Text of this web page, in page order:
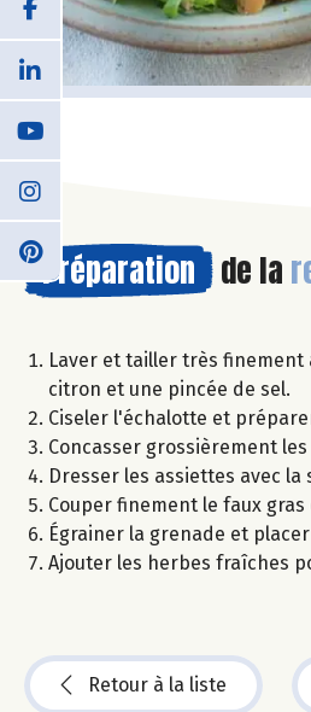
Préparation de la
Laver et tailler très finement
citron et une pincée de sel.
Ciseler l'échalotte et
Concasser grossièrement
Dresser les assiettes avec
Couper finement le faux
Égrainer la grenade et
Ajouter les herbes fraîches
Retour à la liste